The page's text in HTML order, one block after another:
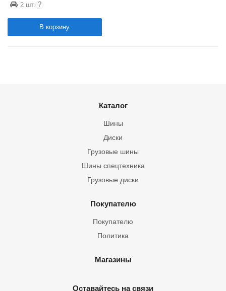
2 шт. ?
В корзину
Каталог
Шины
Грузовые шины
Шины спецтехника
Диски
Грузовые диски
Покупателю
Покупателю
Политика
Магазины
Оставайтесь на связи